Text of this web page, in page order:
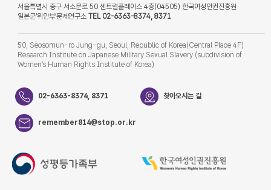
서울특별시 중구 서소문로 50 센트럴플레이스 4층(04505) 한국여성인권진흥원
일본군‘위안부’문제연구소 TEL 02-6363-8374, 8371
50, Seosomun-ro Jung-gu, Seoul, Republic of Korea(Central Place 4F)
Research Institute on Japanese Military Sexual Slavery (subdivision of
Women’s Human Rights Institute of Korea)
02-6363-8374, 8371 찾아오시는 길
remember814@stop.or.kr